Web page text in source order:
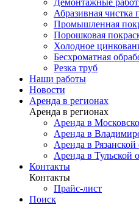
Абразивная чистка
Промышленная
Порошковая
Холодное
Бесхроматная
Резка труб
Наши работы
Новости
Аренда в регионах
Аренда в регионах
Аренда в
Аренда в
Аренда в Рязанской
Аренда в Тульской
Контакты
Контакты
Прайс-лист
Поиск